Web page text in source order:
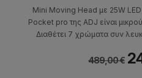
Mini Moving Head με 25W
Pocket pro της ADJ είναι
Διαθέτει 7 χρώματα συν
συσκευασία. Η ADJ Pocket pro
489,00 €